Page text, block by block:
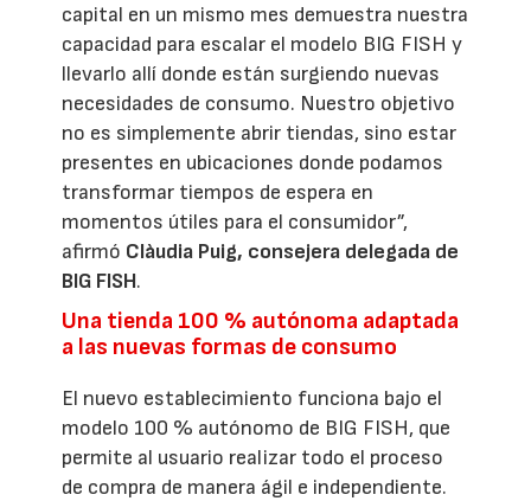
capital en un mismo mes demuestra nuestra
capacidad para escalar el modelo BIG FISH y
llevarlo allí donde están surgiendo nuevas
necesidades de consumo. Nuestro objetivo
no es simplemente abrir tiendas, sino estar
presentes en ubicaciones donde podamos
transformar tiempos de espera en
momentos útiles para el consumidor”,
afirmó Clàudia Puig, consejera delegada de
BIG FISH.
Una tienda 100 % autónoma adaptada
a las nuevas formas de consumo
El nuevo establecimiento funciona bajo el
modelo 100 % autónomo de BIG FISH, que
permite al usuario realizar todo el proceso
de compra de manera ágil e independiente.